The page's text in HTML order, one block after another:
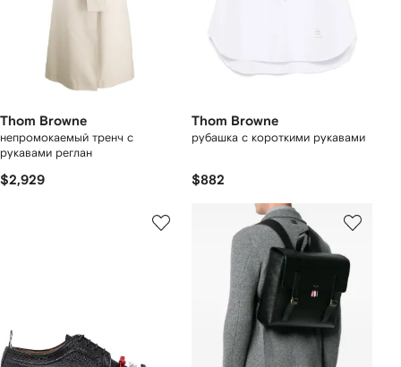
Thom Browne
непромокаемый тренч с
рукавами реглан
$2,929
Thom Browne
рубашка с короткими рукавами
$882